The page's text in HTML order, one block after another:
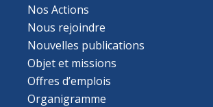
Nos Actions
Nous rejoindre
Nouvelles publications
Objet et missions
Offres d’emplois
Organigramme